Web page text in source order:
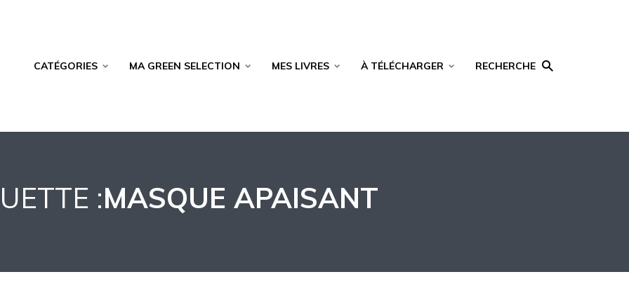
CATÉGORIES MA GREEN SELECTION MES LIVRES À TÉLÉCHARGER RECHERCHE
:MASQUE APAISANT